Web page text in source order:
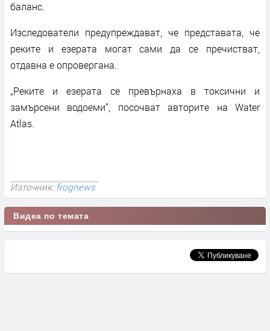
баланс.
Изследователи предупреждават, че представата, че
реките и езерата могат сами да се пречистват,
отдавна е опровергана.
„Реките и езерата се превърнаха в токсични и
замърсени водоеми“, посочват авторите на Water
Atlas.
Източник:frognews
Видеа по темата